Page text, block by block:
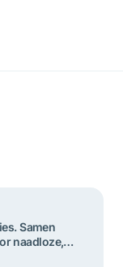
Samen
​​naadloze,